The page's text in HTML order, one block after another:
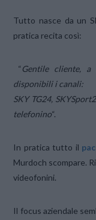
Tutto nasce da un
pratica recita così:
“ Gentile cliente,
disponibili i canali:
SKY TG24,
telefonino“.
In pratica tutto il
Murdoch scompare.
videofonini.
Il focus aziendale